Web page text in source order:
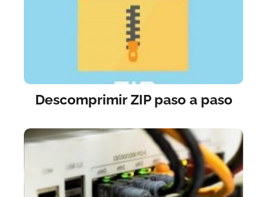
Descomprimir ZIP paso a paso